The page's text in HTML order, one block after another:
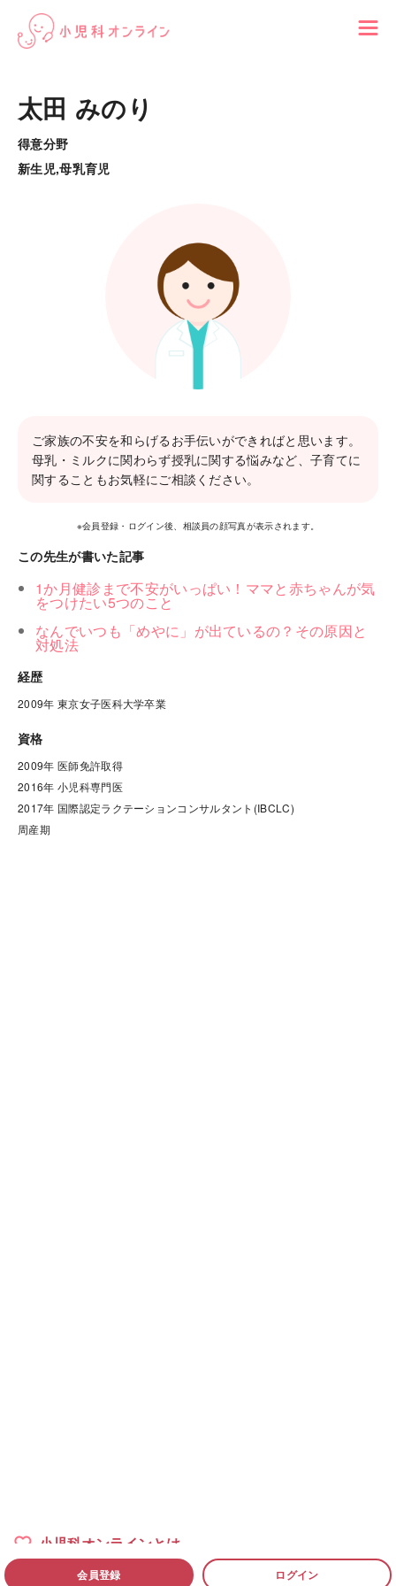
会員登録 ログイン
太田 みのり
得意分野
新生児,母乳育児
ご家族の不安を和らげるお手伝いができればと思います。
母乳・ミルクに関わらず授乳に関する悩みなど、子育てに
関することもお気軽にご相談ください。
※会員登録・ログイン後、相談員の顔写真が表示されます。
この先生が書いた記事
1か月健診まで不安がいっぱい！ママと赤ちゃんが気
をつけたい5つのこと
なんでいつも「めやに」が出ているの？その原因と
対処法
経歴
2009年 東京女子医科大学卒業
資格
2009年 医師免許取得
2016年 小児科専門医
2017年 国際認定ラクテーションコンサルタント(IBCLC)
周産期
小児科オンラインとは